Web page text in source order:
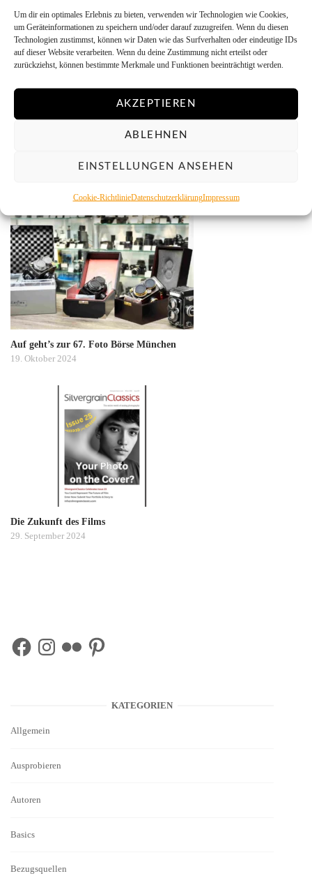
Um dir ein optimales Erlebnis zu bieten, verwenden wir Technologien wie Cookies,
um Geräteinformationen zu speichern und/oder darauf zuzugreifen. Wenn du diesen
Technologien zustimmst, können wir Daten wie das Surfverhalten oder eindeutige IDs
auf dieser Website verarbeiten. Wenn du deine Zustimmung nicht erteilst oder
zurückziehst, können bestimmte Merkmale und Funktionen beeinträchtigt werden.
AKZEPTIEREN
ABLEHNEN
EINSTELLUNGEN ANSEHEN
Cookie-RichtlinieDatenschutzerklärungImpressum
Perfekte Farben für kreative Köpfe (Teil 5)
Auf geht’s zur 67. Foto Börse München
19. Oktober 2024
Die Zukunft des Films
29. September 2024
FacebookInstagram
Flickr Pinterest
KATEGORIEN
Allgemein
Ausprobieren
Autoren
Basics
Bezugsquellen